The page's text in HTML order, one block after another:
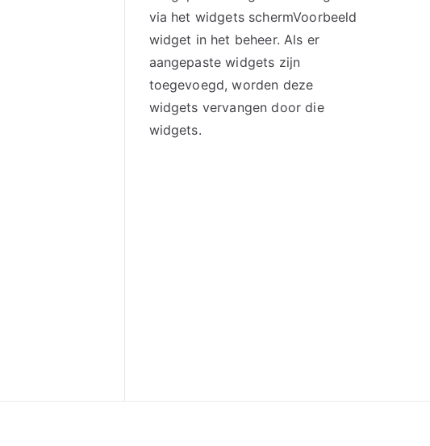
via het widgets schermVoorbeeld
widget in het beheer. Als er
aangepaste widgets zijn
toegevoegd, worden deze
widgets vervangen door die
widgets.